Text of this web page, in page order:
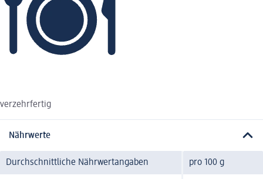
verzehrfertig
Nährwerte
Durchschnittliche Nährwertangaben pro 100 g